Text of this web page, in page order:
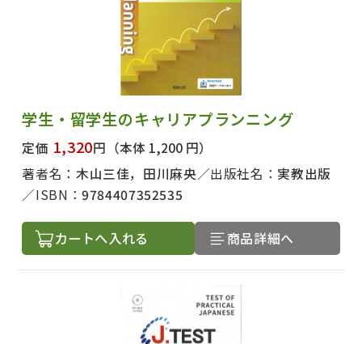
学生・留学生のキャリアプランニング
定価 1,320円 （本体 1,200 円）
著者名： 木山三佳，田川麻央 出版社名： 実教出版
ISBN：9784407352535
カートへ入れる 商品詳細へ